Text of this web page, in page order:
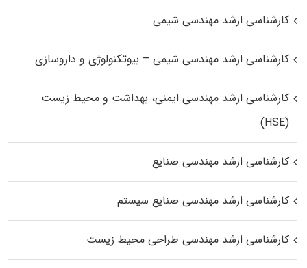
کارشناسی ارشد مهندسی شیمی
کارشناسی ارشد مهندسی شیمی – بیوتکنولوژی و داروسازی
کارشناسی ارشد مهندسی ایمنی، بهداشت و محیط زیست
(HSE)
کارشناسی ارشد مهندسی صنایع
کارشناسی ارشد مهندسی صنایع سیستم
کارشناسی ارشد مهندسی طراحی محیط زیست